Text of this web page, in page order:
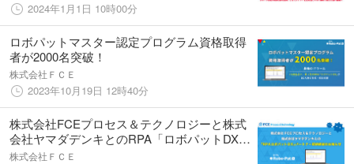
2024年1月1日 10時00分
ロボパットマスター認定プログラム資格取得
者が2000名突破！
株式会社ＦＣＥ
2023年10月19日 12時40分
株式会社FCEプロセス＆テクノロジーと株式
会社ヤマダデンキとのRPA「ロボパットDX」
パートナー契約締結のお知らせ
株式会社ＦＣＥ